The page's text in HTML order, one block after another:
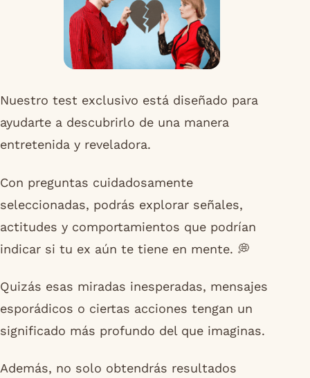
Nuestro test exclusivo está diseñado para
ayudarte a descubrirlo de una manera
entretenida y reveladora.
Con preguntas cuidadosamente
seleccionadas, podrás explorar señales,
actitudes y comportamientos que podrían
indicar si tu ex aún te tiene en mente. 💭
Quizás esas miradas inesperadas, mensajes
esporádicos o ciertas acciones tengan un
significado más profundo del que imaginas.
Además, no solo obtendrás resultados